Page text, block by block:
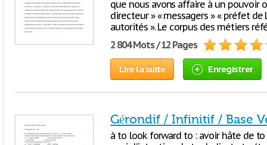
que nous avons affaire à un pouvoir
directeur » « messagers » « préfet
autorités ». Le corpus des métiers
2 804 Mots / 12 Pages
Lire la suite Enregistrer
Gérondif / Infinitif / Base
à to look forward to : avoir hâte de